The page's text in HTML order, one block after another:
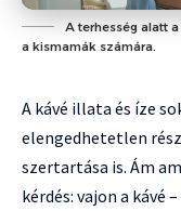
A terhesség alatt
a kismamák számára.
A kávé illata és íze
elengedhetetlen
szertartása is. Ám
kérdés: vajon a kávé